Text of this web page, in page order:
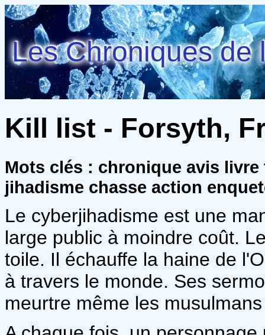
Les Chroniques de
Kill list - Forsyth,
Mots clés : chronique avis
jihadisme chasse action
Le cyberjihadisme est une
large public à moindre coût.
toile. Il échauffe la haine de
à travers le monde. Ses
meurtre même les